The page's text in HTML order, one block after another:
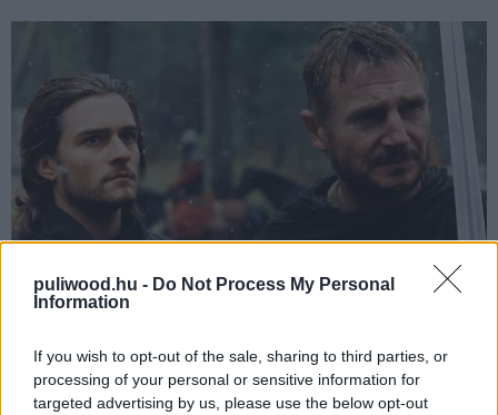
puliwood.hu - Do Not Process My Personal
Information
If you wish to opt-out of the sale, sharing to third parties, or
processing of your personal or sensitive information for
targeted advertising by us, please use the below opt-out
Scott nevéhez fűződik minden idők egyik
legkarizmatikusabb és legerősebb női főhőse (rá még